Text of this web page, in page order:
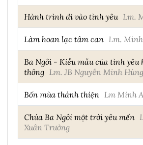
Hành trình đi vào tình yêu Lm.
Làm hoan lạc tâm can Lm.
Ba Ngôi - Kiểu mẫu của tình yêu
thông Lm. JB Nguyễn Minh Hùng
Bốn mùa thánh thiện Lm Minh
Chúa Ba Ngôi một trời yêu mến
Xuân Trường